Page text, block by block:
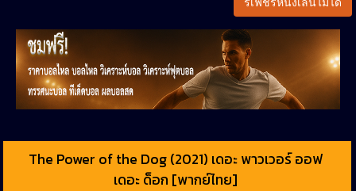
The Power of the Dog (2021) เดอะ พาวเวอร์ ออฟ
เดอะ ด็อก [พากย์ไทย]